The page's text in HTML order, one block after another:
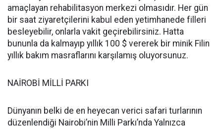
amaçlayan rehabilitasyon merkezi olmasıdır. Her gün
bir saat ziyaretçilerini kabul eden yetimhanede filleri
besleyebilir, onlarla vakit geçirebilirsiniz. Hatta
bununla da kalmayıp yıllık 100 $ vererek bir minik Filin
yıllık bakım masraflarını karşılamış oluyorsunuz.
NAİROBİ MİLLİ PARKI
Dünyanın belki de en heyecan verici safari turlarının
düzenlendiği Nairobi’nin Milli Parkı’nda Yalnızca